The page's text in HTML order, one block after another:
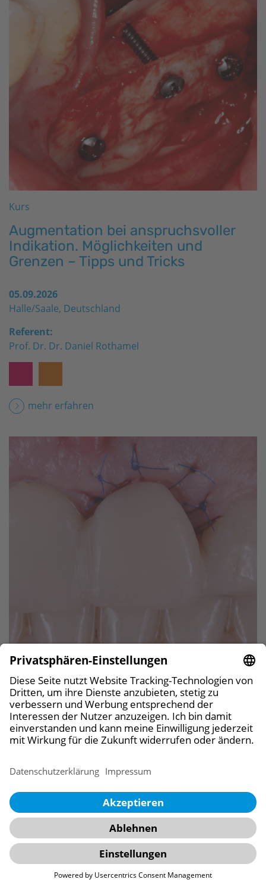
Kurs
Augmentation bei anspruchsvoller
Indikation. Möglichkeiten und
Grenzen – Tipps und Tricks
05.09.2026
Halle/Saale, Deutschland
Referent:
Prof. Dr. Dr. Daniel Rothamel
mehr erfahren
Kurs
Alles ist nichts ohne Weichgewebe
Oldenburg, Deutschland
Referent:
Dr. Jan Klenke
mehr erfahren